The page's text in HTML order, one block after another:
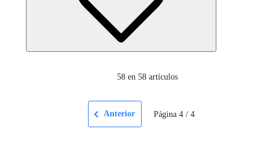
58 en 58 artículos
Anterior Página 4/ 4